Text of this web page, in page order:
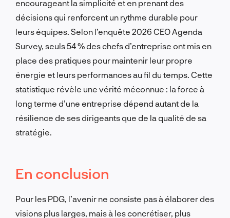
encourageant la simplicité et en prenant des
décisions qui renforcent un rythme durable pour
leurs équipes. Selon l’enquête 2026 CEO Agenda
Survey, seuls 54 % des chefs d’entreprise ont mis en
place des pratiques pour maintenir leur propre
énergie et leurs performances au fil du temps. Cette
statistique révèle une vérité méconnue : la force à
long terme d’une entreprise dépend autant de la
résilience de ses dirigeants que de la qualité de sa
stratégie.
En conclusion
Pour les PDG, l’avenir ne consiste pas à élaborer des
visions plus larges, mais à les concrétiser, plus